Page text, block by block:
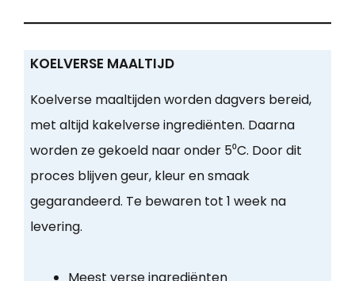
KOELVERSE MAALTIJD
Koelverse maaltijden worden dagvers bereid,
met altijd kakelverse ingrediënten. Daarna
worden ze gekoeld naar onder 5⁰C. Door dit
proces blijven geur, kleur en smaak
gegarandeerd. Te bewaren tot 1 week na
levering.